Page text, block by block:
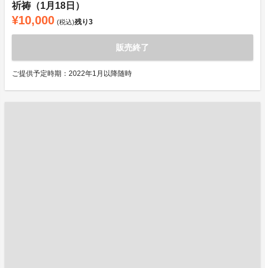
祈祷（1月18日）
¥10,000 (税込)残り3
販売終了
ご提供予定時期：2022年1月以降随時